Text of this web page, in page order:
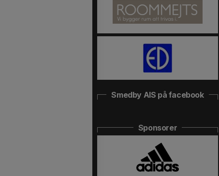
Smedby AIS på facebook
Sponsorer